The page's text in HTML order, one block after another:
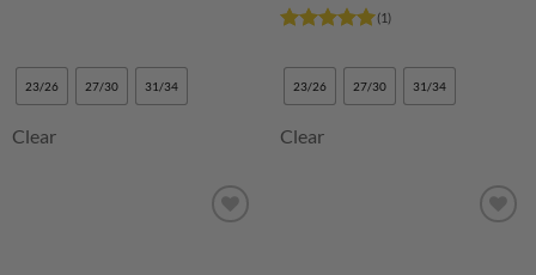
23/26 27/30 31/34
Clear
tuotteesta:5
/ 5
(1)
23/26 27/30 31/34
Clear